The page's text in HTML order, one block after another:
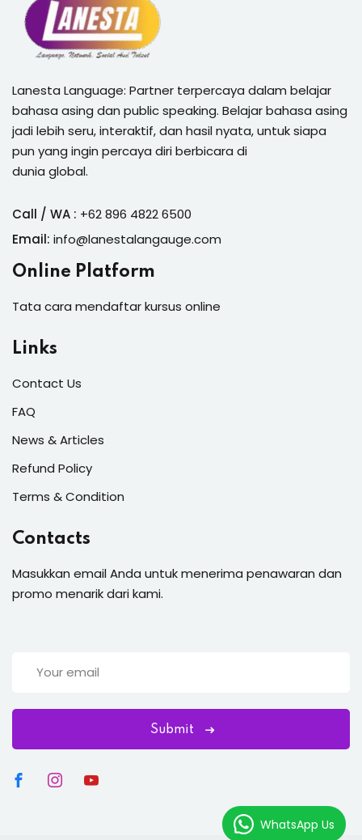
Lanesta Language: Partner terpercaya dalam belajar
bahasa asing dan public speaking. Belajar bahasa asing
jadi lebih seru, interaktif, dan hasil nyata, untuk siapa
pun yang ingin percaya diri berbicara di
dunia global.
Call / WA : +62 896 4822 6500
Email: info@lanestalangauge.com
Online Platform
Tata cara mendaftar kursus online
Links
Contact Us
FAQ
News & Articles
Refund Policy
Terms & Condition
Contacts
Masukkan email Anda untuk menerima penawaran dan
promo menarik dari kami.
Submit
WhatsApp Us